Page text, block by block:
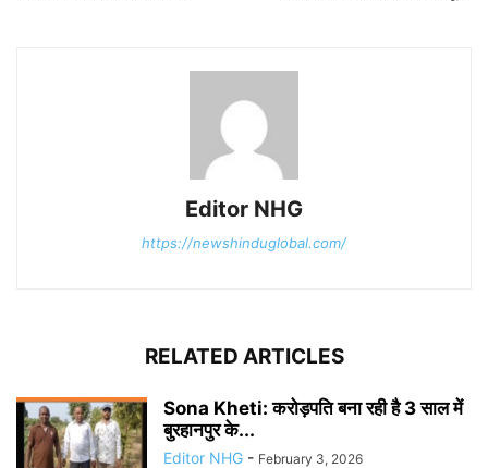
Editor NHG
https://newshinduglobal.com/
RELATED ARTICLES
Sona Kheti: करोड़पति बना रही है 3 साल में
बुरहानपुर के...
Editor NHG - February 3, 2026